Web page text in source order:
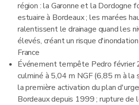
région : la Garonne et la Dordogne
estuaire à Bordeaux ; les marées
ralentissent le drainage quand les
élevés, créant un risque
France
Événement tempête Pedro février
culminé à 5,04 m NGF (6,85 m à la
la première activation du plan
Bordeaux depuis 1999 ; rupture de